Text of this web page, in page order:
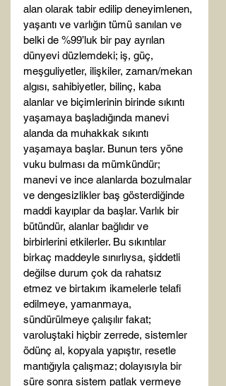
alan olarak tabir edilip deneyimlenen,
yaşantı ve varlığın tümü sanılan ve
belki de %99’luk bir pay ayrılan
dünyevi düzlemdeki; iş, güç,
meşguliyetler, ilişkiler, zaman/mekan
algısı, sahibiyetler, bilinç, kaba
alanlar ve biçimlerinin birinde sıkıntı
yaşamaya başladığında manevi
alanda da muhakkak sıkıntı
yaşamaya başlar. Bunun ters yöne
vuku bulması da mümkündür;
manevi ve ince alanlarda bozulmalar
ve dengesizlikler baş gösterdiğinde
maddi kayıplar da başlar. Varlık bir
bütündür, alanlar bağlıdır ve
birbirlerini etkilerler. Bu sıkıntılar
birkaç maddeyle sınırlıysa, şiddetli
değilse durum çok da rahatsız
etmez ve birtakım ikamelerle telafi
edilmeye, yamanmaya,
sündürülmeye çalışılır fakat;
varoluştaki hiçbir zerrede, sistemler
ödünç al, kopyala yapıştır, resetle
mantığıyla çalışmaz; dolayısıyla bir
süre sonra sistem patlak vermeye